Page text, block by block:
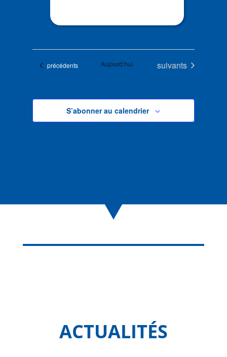
Évènements
précédents Aujourd’hui Évènements
suivants
S’abonner au calendrier
ACTUALITÉS